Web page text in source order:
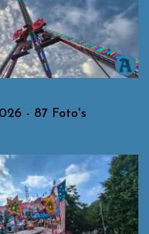
- 87 Foto's